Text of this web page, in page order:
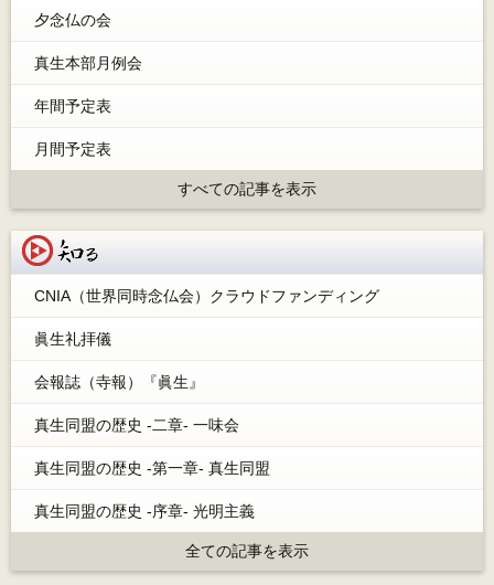
夕念仏の会
真生本部月例会
年間予定表
月間予定表
すべての記事を表示
CNIA（世界同時念仏会）クラウドファンディング
眞生礼拝儀
会報誌（寺報）『眞生』
真生同盟の歴史 -二章- 一味会
真生同盟の歴史 -第一章- 真生同盟
真生同盟の歴史 -序章- 光明主義
全ての記事を表示